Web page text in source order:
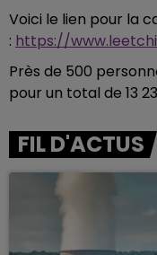
Voici le lien pour la
: https://
Près de 500
pour un total de 13
FIL D'ACTUS